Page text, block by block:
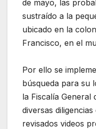
de mayo, las
sustraído a la
ubicado en la
Francisco, en el
Por ello se
búsqueda para su
la Fiscalía General
diversas
revisados videos